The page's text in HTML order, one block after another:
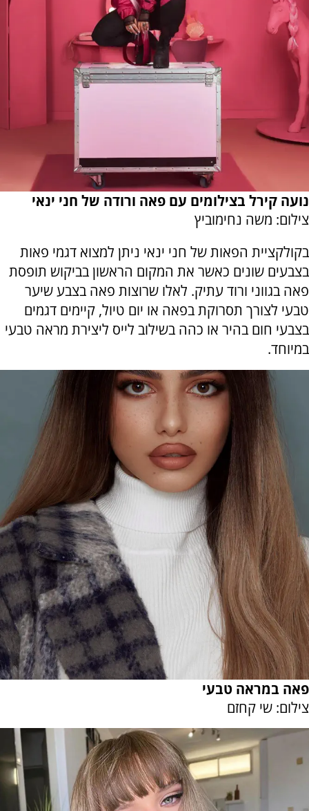
נועה קירל בצילומים עם פאה ורודה של חני ינאי
צילום: משה נחימוביץ
בקולקציית הפאות של חני ינאי ניתן למצוא דגמי פאות
בצבעים שונים כאשר את המקום הראשון בביקוש תופסת
פאה בגווני ורוד עתיק. לאלו שרוצות פאה בצבע שיער
טבעי לצורך תסרוקת בפאה או יום טיול, קיימים דגמים
בצבעי חום בהיר או כהה בשילוב לייס ליצירת מראה טבעי
במיוחד.
פאה במראה טבעי
צילום: שי קחזם